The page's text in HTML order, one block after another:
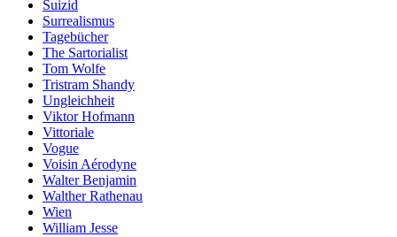
Suizid
Surrealismus
Tagebücher
The Sartorialist
Tom Wolfe
Tristram Shandy
Ungleichheit
Viktor Hofmann
Vittoriale
Vogue
Voisin Aérodyne
Walter Benjamin
Walther Rathenau
Wien
William Jesse